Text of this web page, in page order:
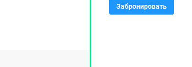
Забронировать